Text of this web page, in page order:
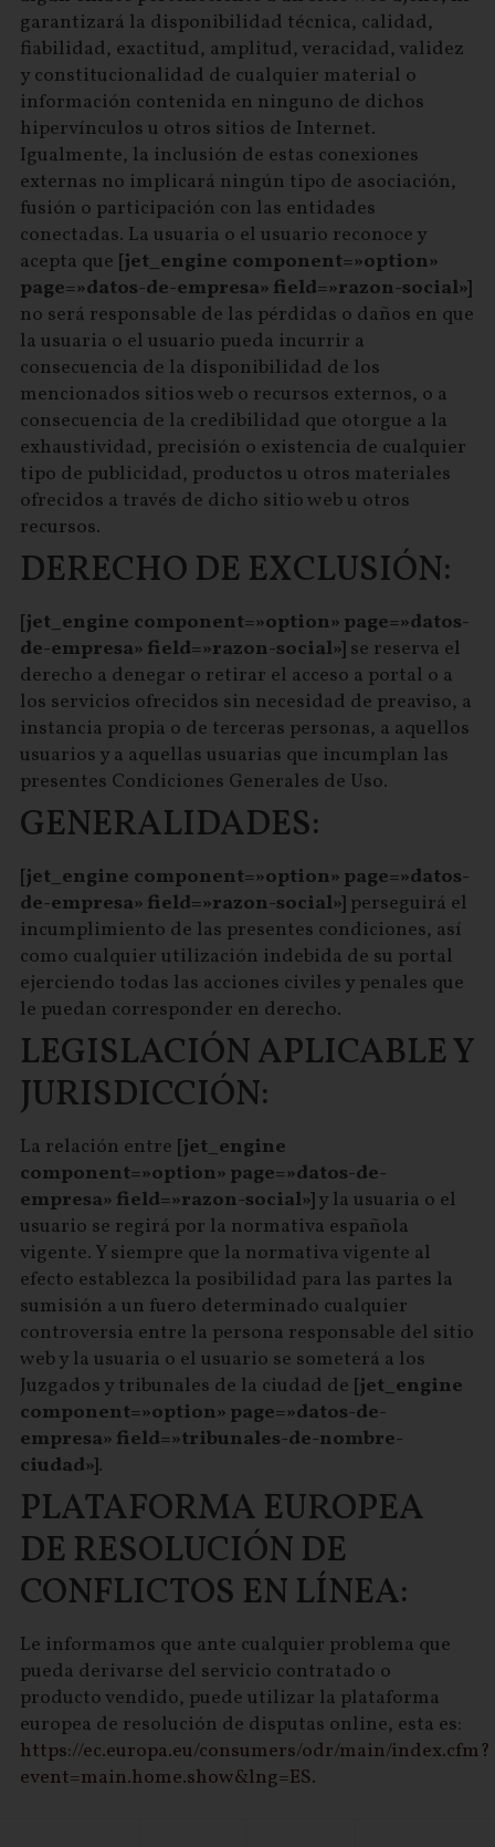
garantizará la disponibilidad técnica, calidad,
fiabilidad, exactitud, amplitud, veracidad, validez
y constitucionalidad de cualquier material o
información contenida en ninguno de dichos
hipervínculos u otros sitios de Internet.
Igualmente, la inclusión de estas conexiones
externas no implicará ningún tipo de asociación,
fusión o participación con las entidades
conectadas. La usuaria o el usuario reconoce y
acepta que [jet_engine component=»option»
page=»datos-de-empresa» field=»razon-social»]
no será responsable de las pérdidas o daños en que
la usuaria o el usuario pueda incurrir a
consecuencia de la disponibilidad de los
mencionados sitios web o recursos externos, o a
consecuencia de la credibilidad que otorgue a la
exhaustividad, precisión o existencia de cualquier
tipo de publicidad, productos u otros materiales
ofrecidos a través de dicho sitio web u otros
recursos.
DERECHO DE EXCLUSIÓN:
[jet_engine component=»option» page=»datos-
de-empresa» field=»razon-social»]se reserva el
derecho a denegar o retirar el acceso a portal o a
los servicios ofrecidos sin necesidad de preaviso, a
instancia propia o de terceras personas, a aquellos
usuarios y a aquellas usuarias que incumplan las
presentes Condiciones Generales de Uso.
GENERALIDADES:
[jet_engine component=»option» page=»datos-
de-empresa» field=»razon-social»]perseguirá el
incumplimiento de las presentes condiciones, así
como cualquier utilización indebida de su portal
ejerciendo todas las acciones civiles y penales que
le puedan corresponder en derecho.
LEGISLACIÓN APLICABLE Y
JURISDICCIÓN:
La relación entre [jet_engine
component=»option» page=»datos-de-
empresa» field=»razon-social»]y la usuaria o el
usuario se regirá por la normativa española
vigente. Y siempre que la normativa vigente al
efecto establezca la posibilidad para las partes la
sumisión a un fuero determinado cualquier
controversia entre la persona responsable del sitio
web y la usuaria o el usuario se someterá a los
Juzgados y tribunales de la ciudad de [jet_engine
component=»option» page=»datos-de-
empresa» field=»tribunales-de-nombre-
ciudad»].
PLATAFORMA EUROPEA
DE RESOLUCIÓN DE
CONFLICTOS EN LÍNEA:
Le informamos que ante cualquier problema que
pueda derivarse del servicio contratado o
producto vendido, puede utilizar la plataforma
europea de resolución de disputas online, esta es:
https://ec.europa.eu/consumers/odr/main/index.cfm?
event=main.home.show&lng=ES.